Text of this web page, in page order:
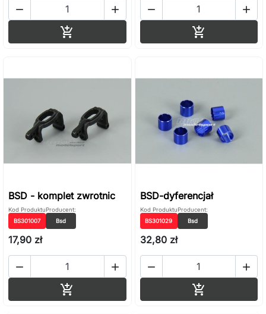
 

 

BSD - komplet zwrotnic
Kod Produktu
BS301007
Producent:
Bsd
17,90 zł
 

BSD-dyferencjał
Kod Produktu
BS301029
Producent:
Bsd
32,80 zł
 
